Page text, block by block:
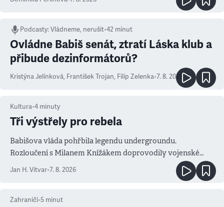
Podcasty:Vládneme, nerušit•42 minut
Ovládne Babiš senát, ztratí Láska klub a
přibude dezinformátorů?
Kristýna Jelínková, František Trojan, Filip Zelenka•7. 8. 2026
Kultura•4 minuty
Tři výstřely pro rebela
Babišova vláda pohřbila legendu undergroundu.
Rozloučení s Milanem Knížákem doprovodily vojenské
salvy i kritika pokrokářů
Jan H. Vitvar•7. 8. 2026
Zahraničí•5 minut